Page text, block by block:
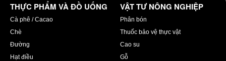
THỰC PHẨM VÀ ĐỒ UỐNG
Cà phê / Cacao
Chè
Đường
Hạt điều
VẬT TƯ NÔNG NGHIỆP
Phân bón
Thuốc bảo vệ thực vật
Cao su
Gỗ